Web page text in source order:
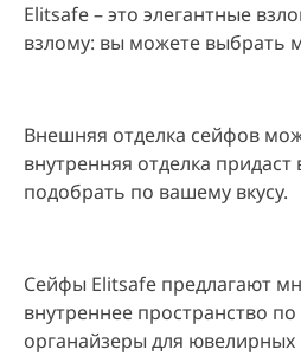
Elitsafe – это элегантные
взлому: вы можете выбрать
Внешняя отделка сейфов
внутренняя отделка
подобрать по вашему вкусу.
Сейфы Elitsafe предлагают
внутреннее пространство
органайзеры для ювелирных